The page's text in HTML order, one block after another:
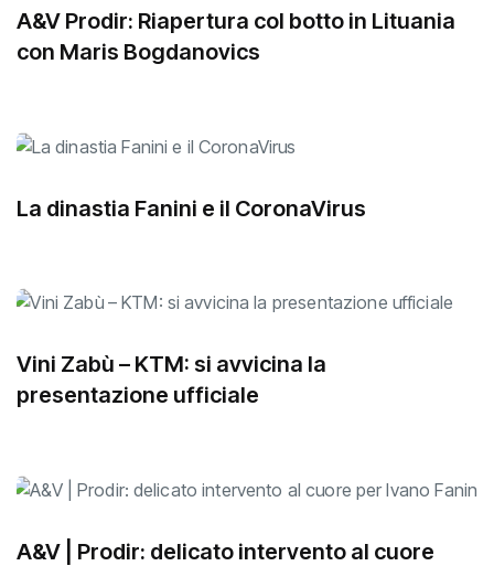
A&V Prodir: Riapertura col botto in Lituania
con Maris Bogdanovics
La dinastia Fanini e il CoronaVirus
Vini Zabù – KTM: si avvicina la
presentazione ufficiale
A&V | Prodir: delicato intervento al cuore